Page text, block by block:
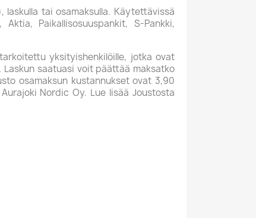
tai osamaksulla. Käytettävissä
Paikallisosuuspankit, S-Pankki,
yksityishenkilöille, jotka ovat
saatuasi voit päättää maksatko
osamaksun kustannukset ovat 3,90
Nordic Oy. Lue lisää Joustosta